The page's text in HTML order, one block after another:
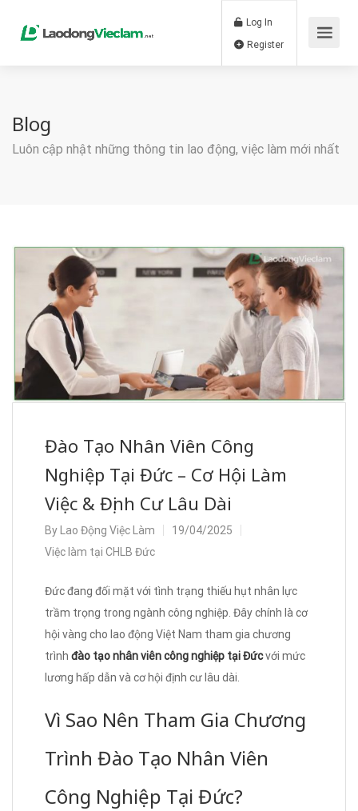
Log In
Blog
Luôn cập nhật những thông tin lao động, việc làm mới nhất
Đào Tạo Nhân Viên Công
Nghiệp Tại Đức – Cơ Hội Làm
Việc & Định Cư Lâu Dài
By Lao Động Việc Làm
19/04/2025
Việc làm tại CHLB Đức
Đức đang đối mặt với tình trạng thiếu hụt nhân lực
trầm trọng trong ngành công nghiệp. Đây chính là cơ
hội vàng cho lao động Việt Nam tham gia chương
trình đào tạo nhân viên công nghiệp tại Đứcvới mức
lương hấp dẫn và cơ hội định cư lâu dài.
Vì Sao Nên Tham Gia Chương
Trình Đào Tạo Nhân Viên
Công Nghiệp Tại Đức?